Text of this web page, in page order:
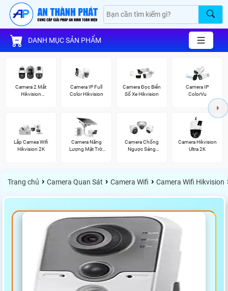
DANH MỤC SẢN PHẨM
Camera 2 Mắt
Hikvision
Camera IP Full
Color Hikvision
Camera Đọc Biển
Số Xe Hikvision
Camera IP
ColorVu
Lắp Camea Wifi
Hikvision 2K
Camera Năng
Lượng Mặt Trời
Camera Chống
Ngược Sáng
Camera Hikvision
Ultra 2K
Trang chủ › Camera Quan Sát › Camera Wifi › Camera Wifi Hikvision